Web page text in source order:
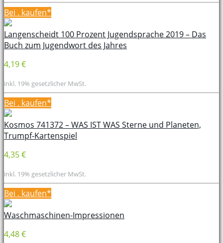
Bei . kaufen*
Langenscheidt 100 Prozent Jugendsprache 2019 – Das
Buch zum Jugendwort des Jahres
4,19 €
inkl. 19% gesetzlicher MwSt.
Bei . kaufen*
Kosmos 741372 – WAS IST WAS Sterne und Planeten,
Trumpf-Kartenspiel
4,35 €
inkl. 19% gesetzlicher MwSt.
Bei . kaufen*
Waschmaschinen-Impressionen
4,48 €